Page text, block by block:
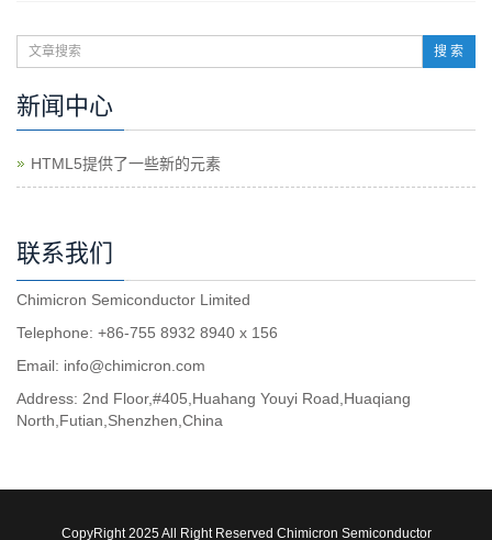
搜 索
新闻中心
HTML5提供了一些新的元素
联系我们
Chimicron Semiconductor Limited
Telephone: +86-755 8932 8940 x 156
Email: info@chimicron.com
Address: 2nd Floor,#405,Huahang Youyi Road,Huaqiang
North,Futian,Shenzhen,China
CopyRight 2025 All Right Reserved Chimicron Semiconductor